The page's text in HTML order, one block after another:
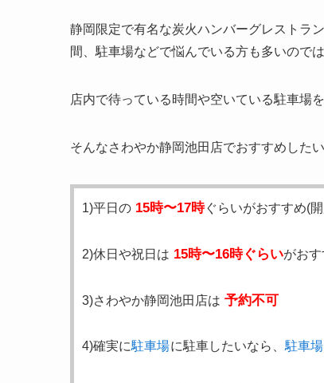
静岡限定で有名な炭火ハンバーグレストラ
間、駐車場などで悩んでいる方も多いので
店内で待っている時間や空いている駐車場
そんなさわやか静岡池田店でおすすめした
1)平日の 15時〜17時ぐらいがおすすめ(
2)休日や祝日は 15時〜16時ぐらいがお
3)さわやか静岡池田店は 予約不可
4)確実に駐車場に駐車したいなら、 駐車場